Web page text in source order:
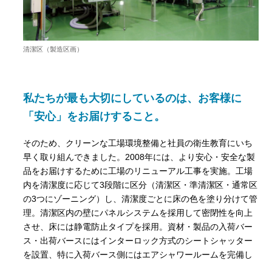
清潔区（製造区画）
私たちが最も大切にしているのは、お客様に
「安心」をお届けすること。
そのため、クリーンな工場環境整備と社員の衛生教育にいち
早く取り組んできました。2008年には、より安心・安全な製
品をお届けするために工場のリニューアル工事を実施。工場
内を清潔度に応じて3段階に区分（清潔区・準清潔区・通常区
の3つにゾーニング）し、清潔度ごとに床の色を塗り分けて管
理。清潔区内の壁にパネルシステムを採用して密閉性を向上
させ、床には静電防止タイプを採用。資材・製品の入荷バー
ス・出荷バースにはインターロック方式のシートシャッター
を設置、特に入荷バース側にはエアシャワールームを完備し